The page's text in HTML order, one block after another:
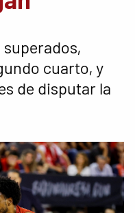
superados,
cuarto, y
de disputar la